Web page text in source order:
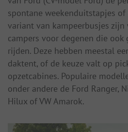
spontane weekenduitstapjes of
variant van kampeerbusjes
campers voor degenen die
rijden. Deze hebben meestal
daktent, of de keuze valt op
opzetcabines. Populaire
onder andere de Ford Ranger,
Hilux of VW Amarok.